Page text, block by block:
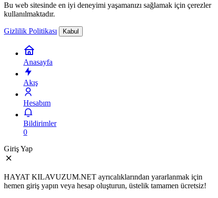
Bu web sitesinde en iyi deneyimi yaşamanızı sağlamak için çerezler
kullanılmaktadır.
Gizlilik Politikası Kabul
Anasayfa
Akış
Hesabım
Bildirimler
0
Giriş Yap
HAYAT KILAVUZUM.NET ayrıcalıklarından yararlanmak için
hemen giriş yapın veya hesap oluşturun, üstelik tamamen ücretsiz!